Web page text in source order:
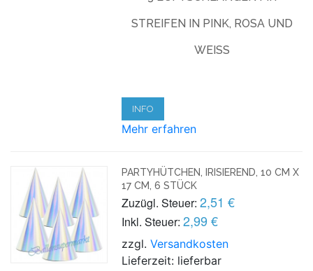
STREIFEN IN PINK, ROSA UND
WEISS
INFO
Mehr erfahren
PARTYHÜTCHEN, IRISIEREND, 10 CM X
17 CM, 6 STÜCK
Zuzügl. Steuer: 2,51 €
Inkl. Steuer: 2,99 €
zzgl.Versandkosten
Lieferzeit: lieferbar